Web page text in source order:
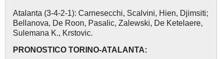
Atalanta (3-4-2-1): Carnesecchi, Scalvini, Hien, Djimsiti;
Bellanova, De Roon, Pasalic, Zalewski, De Ketelaere,
Sulemana K., Krstovic.
PRONOSTICO TORINO-ATALANTA: